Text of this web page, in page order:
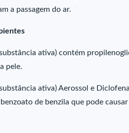
a passagem do ar.
ativa) contém
pele.
ativa) Aerossol e
de benzila que pode